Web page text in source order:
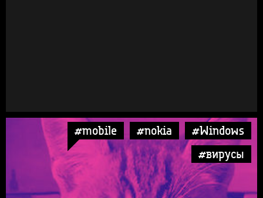
#mobile #nokia
#Windows
#вирусы